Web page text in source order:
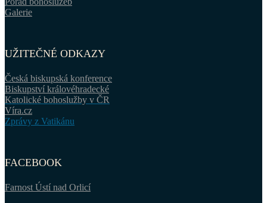
Galerie
UŽITEČNÉ ODKAZY
Česká biskupská konference
Biskupství královéhradecké
Katolické bohoslužby v ČR
Víra.cz
Zprávy z Vatikánu
FACEBOOK
Farnost Ústí nad Orlicí